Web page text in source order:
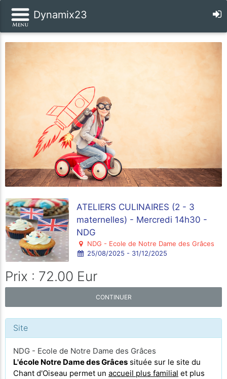
Dynamix23
ATELIERS CULINAIRES (2 - 3
maternelles) - Mercredi 14h30 -
NDG
NDG - Ecole de Notre Dame des Grâces
25/08/2025 - 31/12/2025
Prix : 72.00 Eur
CONTINUER
Site
NDG - Ecole de Notre Dame des Grâces
L'école Notre Dame des Grâces située sur le site du
Chant d'Oiseau permet un accueil plus familial et plus